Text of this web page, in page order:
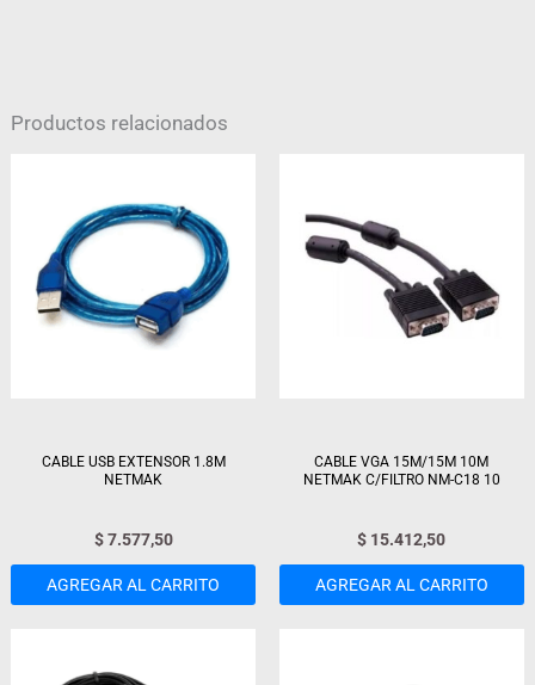
Productos relacionados
CABLE USB EXTENSOR 1.8M
NETMAK
$7.577,50
AGREGAR AL CARRITO
CABLE VGA 15M/15M 10M
NETMAK C/FILTRO NM-C18 10
$ 15.412,50
AGREGAR AL CARRITO